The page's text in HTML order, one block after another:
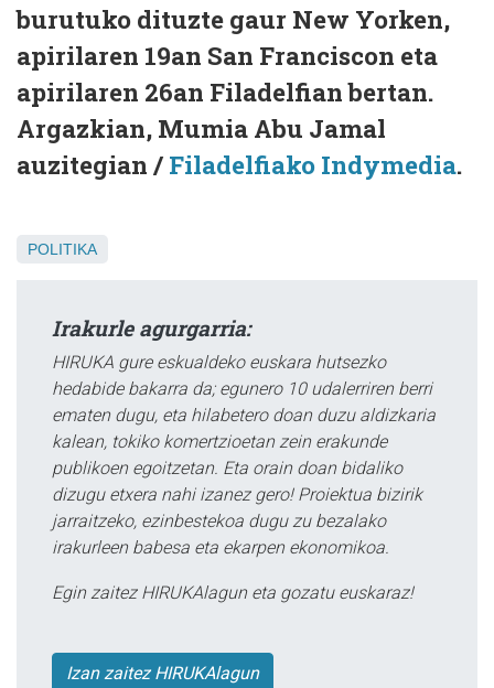
burutuko dituzte gaur New Yorken,
apirilaren 19an San Franciscon eta
apirilaren 26an Filadelfian bertan.
Argazkian, Mumia Abu Jamal
auzitegian / Filadelfiako Indymedia.
POLITIKA
Irakurle agurgarria:
HIRUKA gure eskualdeko euskara hutsezko
hedabide bakarra da; egunero 10 udalerriren berri
ematen dugu, eta hilabetero doan duzu aldizkaria
kalean, tokiko komertzioetan zein erakunde
publikoen egoitzetan. Eta orain doan bidaliko
dizugu etxera nahi izanez gero! Proiektua bizirik
jarraitzeko, ezinbestekoa dugu zu bezalako
irakurleen babesa eta ekarpen ekonomikoa.
Egin zaitez HIRUKAlagun eta gozatu euskaraz!
Izan zaitez HIRUKAlagun